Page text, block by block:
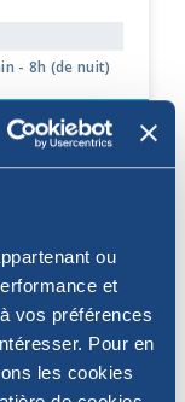
ou
et
vos préférences
Pour en
les cookies
- 8h (de nuit)
,30
,30